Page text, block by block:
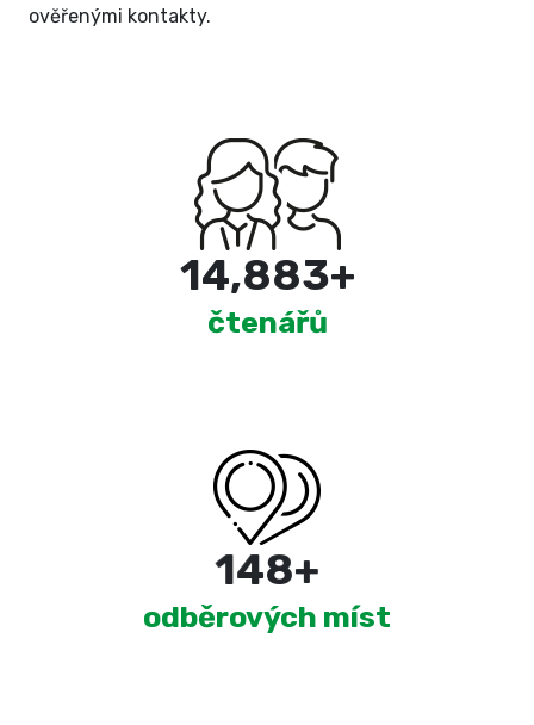
ověřenými kontakty.
15,000+
čtenářů
220+
odběrových míst